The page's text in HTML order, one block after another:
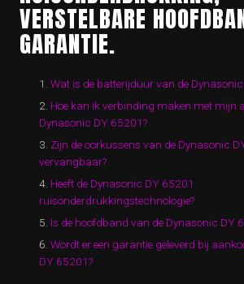
VERSTELBARE
GARANTIE.
Wat is de batterijduur van de
Hoe kan ik verbinding maken met mijn
Dynasonic DY 65201?
Zijn de oorkussens van de Dynasonic
vervangbaar?
Heeft de Dynasonic DY 65201
ruisonderdrukkingstechnologie?
Is de hoofdband van de Dynasonic DY
Wordt er een garantie geleverd bij
DY 65201?